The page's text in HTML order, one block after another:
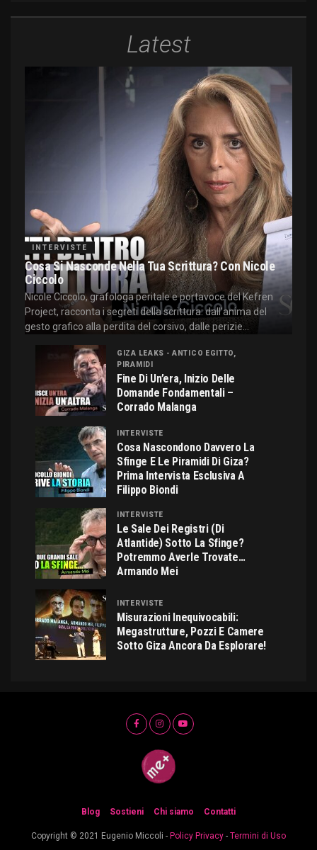
Latest
INTERVISTE
Cosa Si Nasconde Nella Tua Scrittura? Con Nicole
Ciccolo
Nicole Ciccolo, grafologa peritale e portavoce del Kefren
Project, racconta i segreti della scrittura: dall'anima del
gesto grafico alla perdita del corsivo, dalle perizie...
GIZA LEAKS - ANTICO EGITTO,
PIRAMIDI
Fine Di Un’era, Inizio Delle
Domande Fondamentali –
Corrado Malanga
INTERVISTE
Cosa Nascondono Davvero La
Sfinge E Le Piramidi Di Giza?
Prima Intervista Esclusiva A
Filippo Biondi
INTERVISTE
Le Sale Dei Registri (di
Atlantide) Sotto La Sfinge?
Potremmo Averle Trovate…
Armando Mei
INTERVISTE
Misurazioni Inequivocabili:
Megastrutture, Pozzi E Camere
Sotto Giza Ancora Da Esplorare!
Blog Sostieni Chi siamo Contatti
Copyright © 2021 Eugenio Miccoli - Policy Privacy - Termini di Uso